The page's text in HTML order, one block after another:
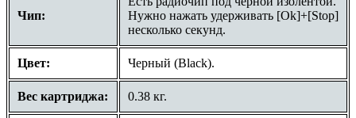
Чип:
Нужно нажать удерживать [Ok]+[Stop]
несколько секунд.
Цвет: Черный (Black).
Вес картриджа: 0.38 кг.